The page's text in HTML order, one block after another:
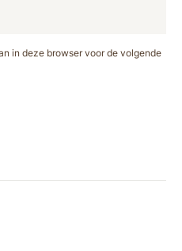
in deze browser voor de volgende